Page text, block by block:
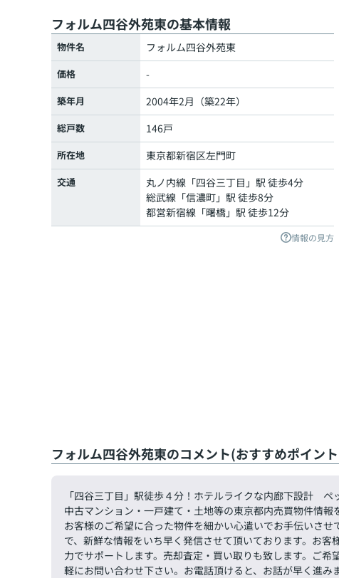
フォルム四谷外苑東の基本情報
物件名 フォルム四谷外苑東
価格 -
築年月 2004年2月（築22年）
総戸数 146戸
所在地 東京都新宿区左門町
交通 丸ノ内線 「四谷三丁目 」駅 徒歩4分
総武線 「信濃町」駅 徒歩8分
都営新宿線 「曙橋」駅 徒歩12分
情報の見方
フォルム四谷外苑東のコメント(おすすめポイン
「四谷三丁目」駅徒歩４分！ホテルライクな内廊下設計
中古マンション・一戸建て・土地等の東京都内売買物件情
お客様のご希望に合った物件を細かい心遣いでお手伝いさ
で、新鮮な情報をいち早く発信させて頂いております。お
力でサポートします。売却査定・買い取りも致します。ご
軽にお問い合わせ下さい。お電話頂けると、お話が早く進みま